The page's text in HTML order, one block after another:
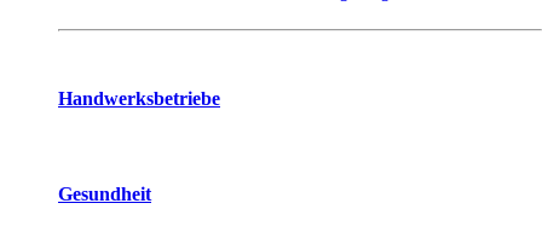
Handwerksbetriebe
Gesundheit